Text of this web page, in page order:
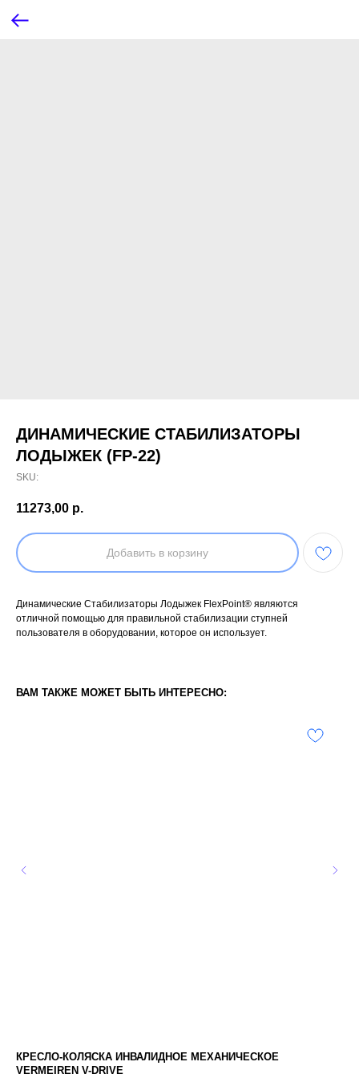
ДИНАМИЧЕСКИЕ СТАБИЛИЗАТОРЫ
ЛОДЫЖЕК (FP-22)
SKU:
11273,00 р.
Добавить в корзину
Динамические Стабилизаторы Лодыжек FlexPoint® являются
отличной помощью для правильной стабилизации ступней
пользователя в оборудовании, которое он использует.
ВАМ ТАКЖЕ МОЖЕТ БЫТЬ ИНТЕРЕСНО:
КРЕСЛО-КОЛЯСКА ИНВАЛИДНОЕ МЕХАНИЧЕСКОЕ
VERMEIREN V-DRIVE